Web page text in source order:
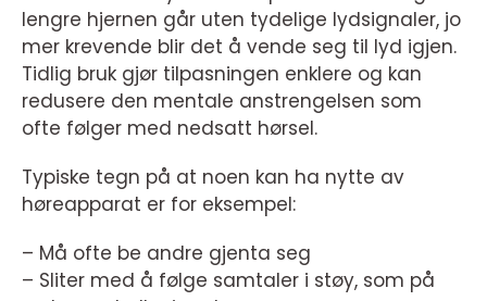
lengre hjernen går uten tydelige lydsignaler, jo
mer krevende blir det å vende seg til lyd igjen.
Tidlig bruk gjør tilpasningen enklere og kan
redusere den mentale anstrengelsen som
ofte følger med nedsatt hørsel.
Typiske tegn på at noen kan ha nytte av
høreapparat er for eksempel:
– Må ofte be andre gjenta seg
– Sliter med å følge samtaler i støy, som på